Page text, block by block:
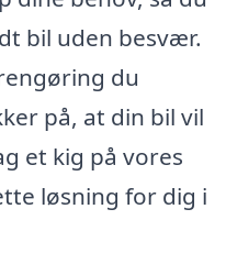
bil uden besvær.
du
på, at din bil vil
et kig på vores
løsning for dig i